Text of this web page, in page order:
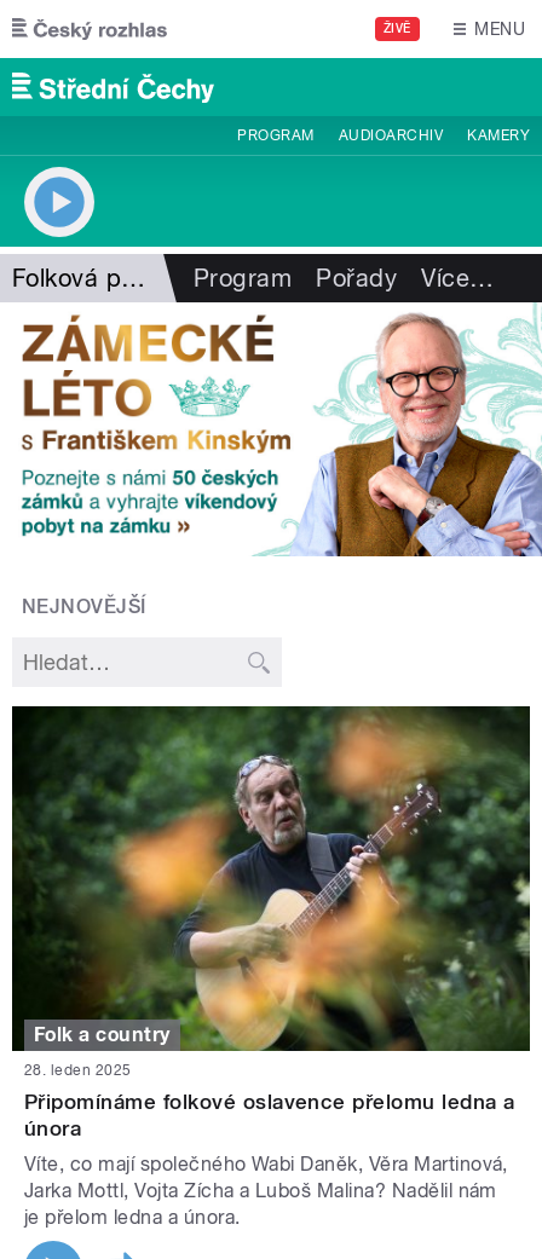
Přejít k hlavnímu obsahu
ŽIVĚ MENU
PROGRAM AUDIOARCHIV KAMERY
Folková pohlazení Program Pořady Více…
NEJNOVĚJŠÍ
Folk a country
28. leden 2025
Připomínáme folkové oslavence přelomu ledna a
února
Víte, co mají společného Wabi Daněk, Věra Martinová,
Jarka Mottl, Vojta Zícha a Luboš Malina? Nadělil nám
je přelom ledna a února.